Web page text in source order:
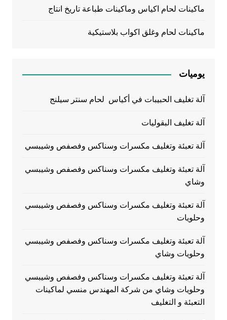
ماكينات لحام اكياس وماكينات طباعة تاريخ انتاج
ماكينات لحام وغلق اكواب بلاستيكية
يوميات
آلة تغليف الحبيبات في أكياس لحام سنتر سيلنج
آلة تغليف البقوليات
آلة تعبئة وتغليف مكسرات وسناكس وفصفص وشيبسي
آلة تعبئة وتغليف مكسرات وسناكس وفصفص وشيبسي
وشاي
آلة تعبئة وتغليف مكسرات وسناكس وفصفص وشيبسي
وحلويات
آلة تعبئة وتغليف مكسرات وسناكس وفصفص وشيبسي
وحلويات وشاي
آلة تعبئة وتغليف مكسرات وسناكس وفصفص وشيبسي
وحلويات وشاي من شركة المهندس منسي لماكينات
التعبئة و التغليف